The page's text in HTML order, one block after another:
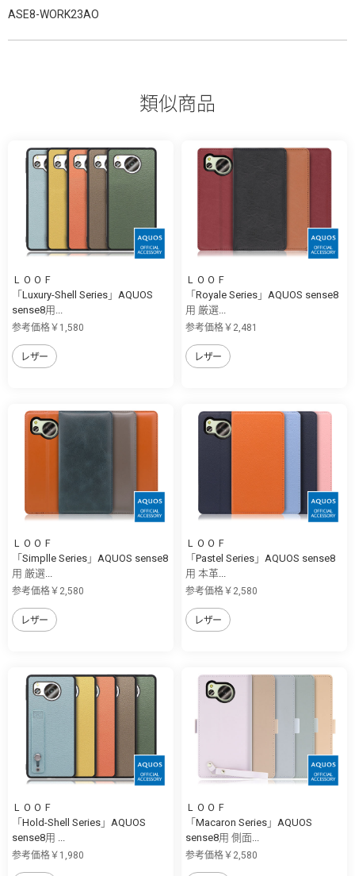
ASE8-WORK23AO
類似商品
ＬＯＯＦ
「Luxury-Shell Series」AQUOS
sense8用...
参考価格￥1,580
レザー
ＬＯＯＦ
「Royale Series」AQUOS sense8
用 厳選...
参考価格￥2,481
レザー
ＬＯＯＦ
「Simplle Series」AQUOS sense8
用 厳選...
参考価格￥2,580
レザー
ＬＯＯＦ
「Pastel Series」AQUOS sense8
用 本革...
参考価格￥2,580
レザー
ＬＯＯＦ
「Hold-Shell Series」AQUOS
sense8用 ...
参考価格￥1,980
ＬＯＯＦ
「Macaron Series」AQUOS
sense8用 側面...
参考価格￥2,580